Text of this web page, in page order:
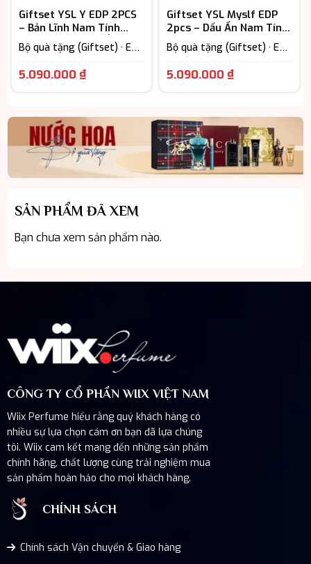
Giftset YSL Y EDP 2PCS
– Bản Lĩnh Nam Tính
Trong Từng Dấu Ấn
Bộ quà tặng (Giftset) · EDP
hương từ 7-12h) · Nước Hoa
5.090.000₫
Giftset YSL Myslf EDP
2pcs – Dấu Ấn Nam Tính
Hiện Đại
Bộ quà tặng (Giftset) · EDP
hương từ 7-12h) · Nước Hoa
5.090.000 ₫
SẢN PHẨM ĐÃ XEM
Bạn chưa xem sản phẩm nào.
CÔNG TY CỔ PHẦN WIIX VIỆT NAM
Wiix Perfume hiểu rằng quý khách hàng có
nhiều sự lựa chọn cám ơn bạn đã lựa chúng
tôi. Wiix cam kết mang đến những sản phẩm
chính hãng, chất lượng cùng trải nghiệm mua
sản phẩm hoàn hảo cho mọi khách hàng.
CHÍNH SÁCH
Chính sách Vận chuyển & Giao hàng